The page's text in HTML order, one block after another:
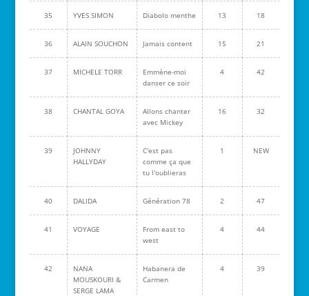
35 YVES SIMON Diabolo menthe 13 18
36 ALAIN SOUCHON Jamais content 15 21
37 MICHELE TORR
Emmène-moi
danser ce soir
4 42
38 CHANTAL GOYA
Allons chanter
avec Mickey
16 32
39
JOHNNY
HALLYDAY
C'est pas
comme ça que
tu l'oublieras
1 NEW
40 DALIDA Génération 78 2 47
41 VOYAGE
From east to
west
4 44
42
NANA
MOUSKOURI &
SERGE LAMA
Habanera de
Carmen
4 39